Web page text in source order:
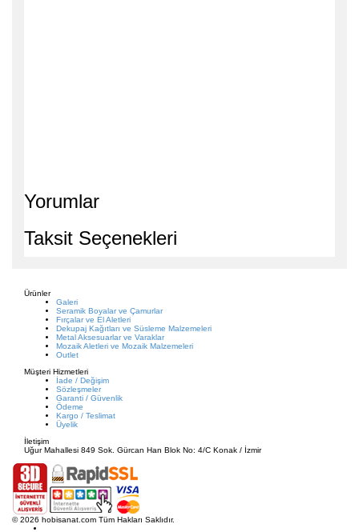
Yorumlar
Taksit Seçenekleri
Ürünler
Galeri
Seramik Boyalar ve Çamurlar
Fırçalar ve El Aletleri
Dekupaj Kağıtları ve Süsleme Malzemeleri
Metal Aksesuarlar ve Varaklar
Mozaik Aletleri ve Mozaik Malzemeleri
Outlet
Müşteri Hizmetleri
İade / Değişim
Sözleşmeler
Garanti / Güvenlik
Ödeme
Kargo / Teslimat
Üyelik
İletişim
Uğur Mahallesi 849 Sok. Gürcan Han Blok No: 4/C Konak / İzmir
© 2026 hobisanat.com Tüm Hakları Saklıdır.